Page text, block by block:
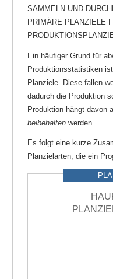
SAMMELN UND
PRIMÄRE PLANZIELE
Ein häufiger Grund für
Produktionsstatistiken
Planziele. Diese fallen
dadurch die Produktion
Produktion hängt davon
beibehalten werden.
Es folgt eine kurze
Planzielarten, die ein